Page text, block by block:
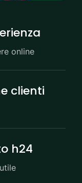
online
clienti
h24